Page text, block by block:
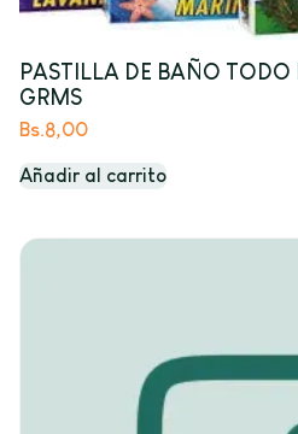
PASTILLA DE BAÑO
GRMS
Bs.8,00
Añadir al carrito